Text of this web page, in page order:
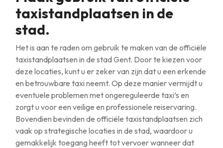
taxistandplaatsen in de
stad.
Het is aan te raden om gebruik te maken van de officiële
taxistandplaatsen in de stad Gent. Door te kiezen voor
deze locaties, kunt u er zeker van zijn dat u een erkende
en betrouwbare taxi neemt. Op deze manier vermijdt u
eventuele problemen met ongereguleerde taxi’s en
zorgt u voor een veilige en professionele reiservaring.
Bovendien bevinden de officiële taxistandplaatsen zich
vaak op strategische locaties in de stad, waardoor u
gemakkelijk toegang heeft tot vervoer wanneer dat